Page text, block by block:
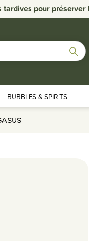
pour préserver
BUBBLES & SPIRITS